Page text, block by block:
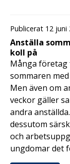
Publicerat 12 juni
Anställa
koll på
Många
sommaren
Men även om
veckor gäller
andra
dessutom
och
ungdomar det